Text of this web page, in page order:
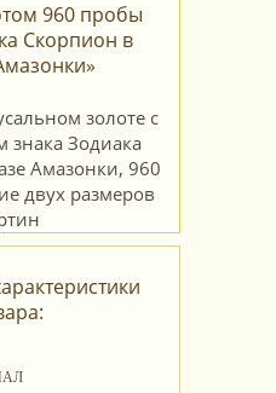
960 пробы
Скорпион в